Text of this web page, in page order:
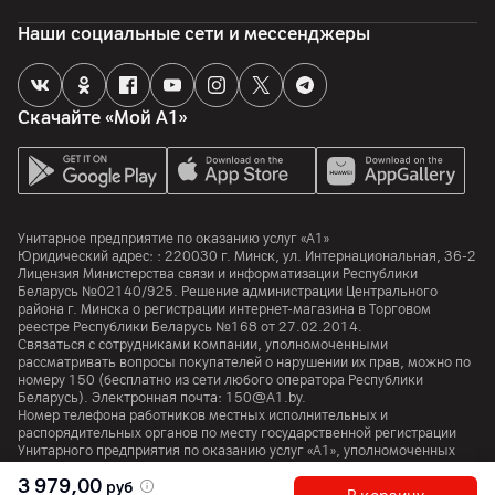
3 979,00 руб
SSD
Объем оперативной памяти
Тип оперативной памяти
DDR5
Камера
Разрешение камеры
2Мп
Интерфейсы и порты
Wi-Fi
6 (2.4 / 5 ГГц)
Bluetooth
Скачайте «Мой А1»
Наши социальные сети и мессенджеры
Унитарное предприятие по оказанию услуг «А1»
Юридический адрес: : 220030 г. Минск, ул. Интернациональная, 36-2
Лицензия Министерства связи и информатизации Республики
Беларусь №02140/925. Решение администрации Центрального
района г. Минска о регистрации интернет-магазина в Торговом
реестре Республики Беларусь №168 от 27.02.2014.
Связаться с сотрудниками компании, уполномоченными
рассматривать вопросы покупателей о нарушении их прав, можно по
номеру 150 (бесплатно из сети любого оператора Республики
Беларусь). Электронная почта: 150@A1.by.
Номер телефона работников местных исполнительных и
распорядительных органов по месту государственной регистрации
Унитарного предприятия по оказанию услуг «А1», уполномоченных